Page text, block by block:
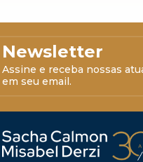
Newsletter
Assine e receba nossas
em seu email.